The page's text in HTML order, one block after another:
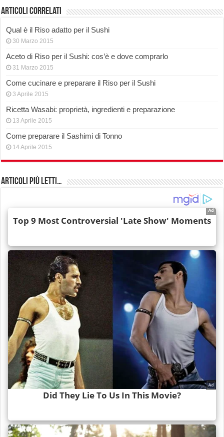
Articoli correlati
Qual è il Riso adatto per il Sushi
30 Marzo 2015
Aceto di Riso per il Sushi: cos’è e dove comprarlo
31 Marzo 2015
Come cucinare e preparare il Riso per il Sushi
3 Aprile 2015
Ricetta Wasabi: proprietà, ingredienti e preparazione
13 Aprile 2015
Come preparare il Sashimi di Tonno
14 Aprile 2015
Articoli più Letti…